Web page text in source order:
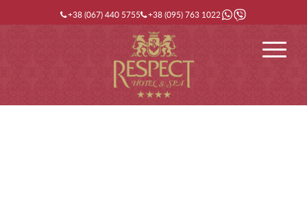
+38 (067) 440 5755 +38 (095) 763 1022